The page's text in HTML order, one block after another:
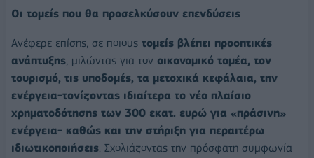
Οι τομείς που θα προσελκύσουν επενδύσεις
Ανέφερε επίσης, σε ποιους τομείς βλέπει προοπτικές
ανάπτυξης, μιλώντας για τον οικονομικό τομέα, τον
τουρισμό, τις υποδομές, τα μετοχικά κεφάλαια, την
ενέργεια-τονίζοντας ιδιαίτερα το νέο πλαίσιο
χρηματοδότησης των 300 εκατ. ευρώ για «πράσινη»
ενέργεια- καθώς και την στήριξη για περαιτέρω
ιδιωτικοποιήσεις. Σχολιάζοντας την πρόσφατη συμφωνία